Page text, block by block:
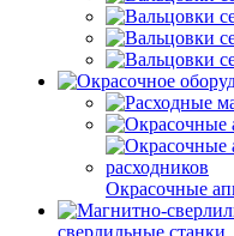
Окрасочные
сверлильные станки